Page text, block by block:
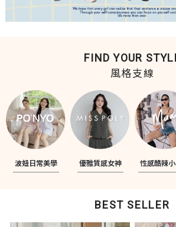
FIND YOUR
風格支線
波妞日常美學 優雅質感女神 性感酷辣
BEST SELLER